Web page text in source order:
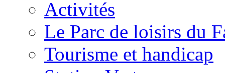
Activités
Le Parc de loisirs du
Tourisme et handicap